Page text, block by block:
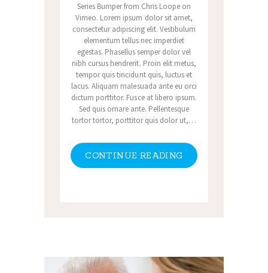
Series Bumper from Chris Loope on
Vimeo. Lorem ipsum dolor sit amet,
consectetur adipiscing elit. Vestibulum
elementum tellus nec imperdiet
egestas. Phasellus semper dolor vel
nibh cursus hendrerit. Proin elit metus,
tempor quis tincidunt quis, luctus et
lacus. Aliquam malesuada ante eu orci
dictum porttitor. Fusce at libero ipsum.
Sed quis ornare ante. Pellentesque
tortor tortor, porttitor quis dolor ut,…
CONTINUE READING